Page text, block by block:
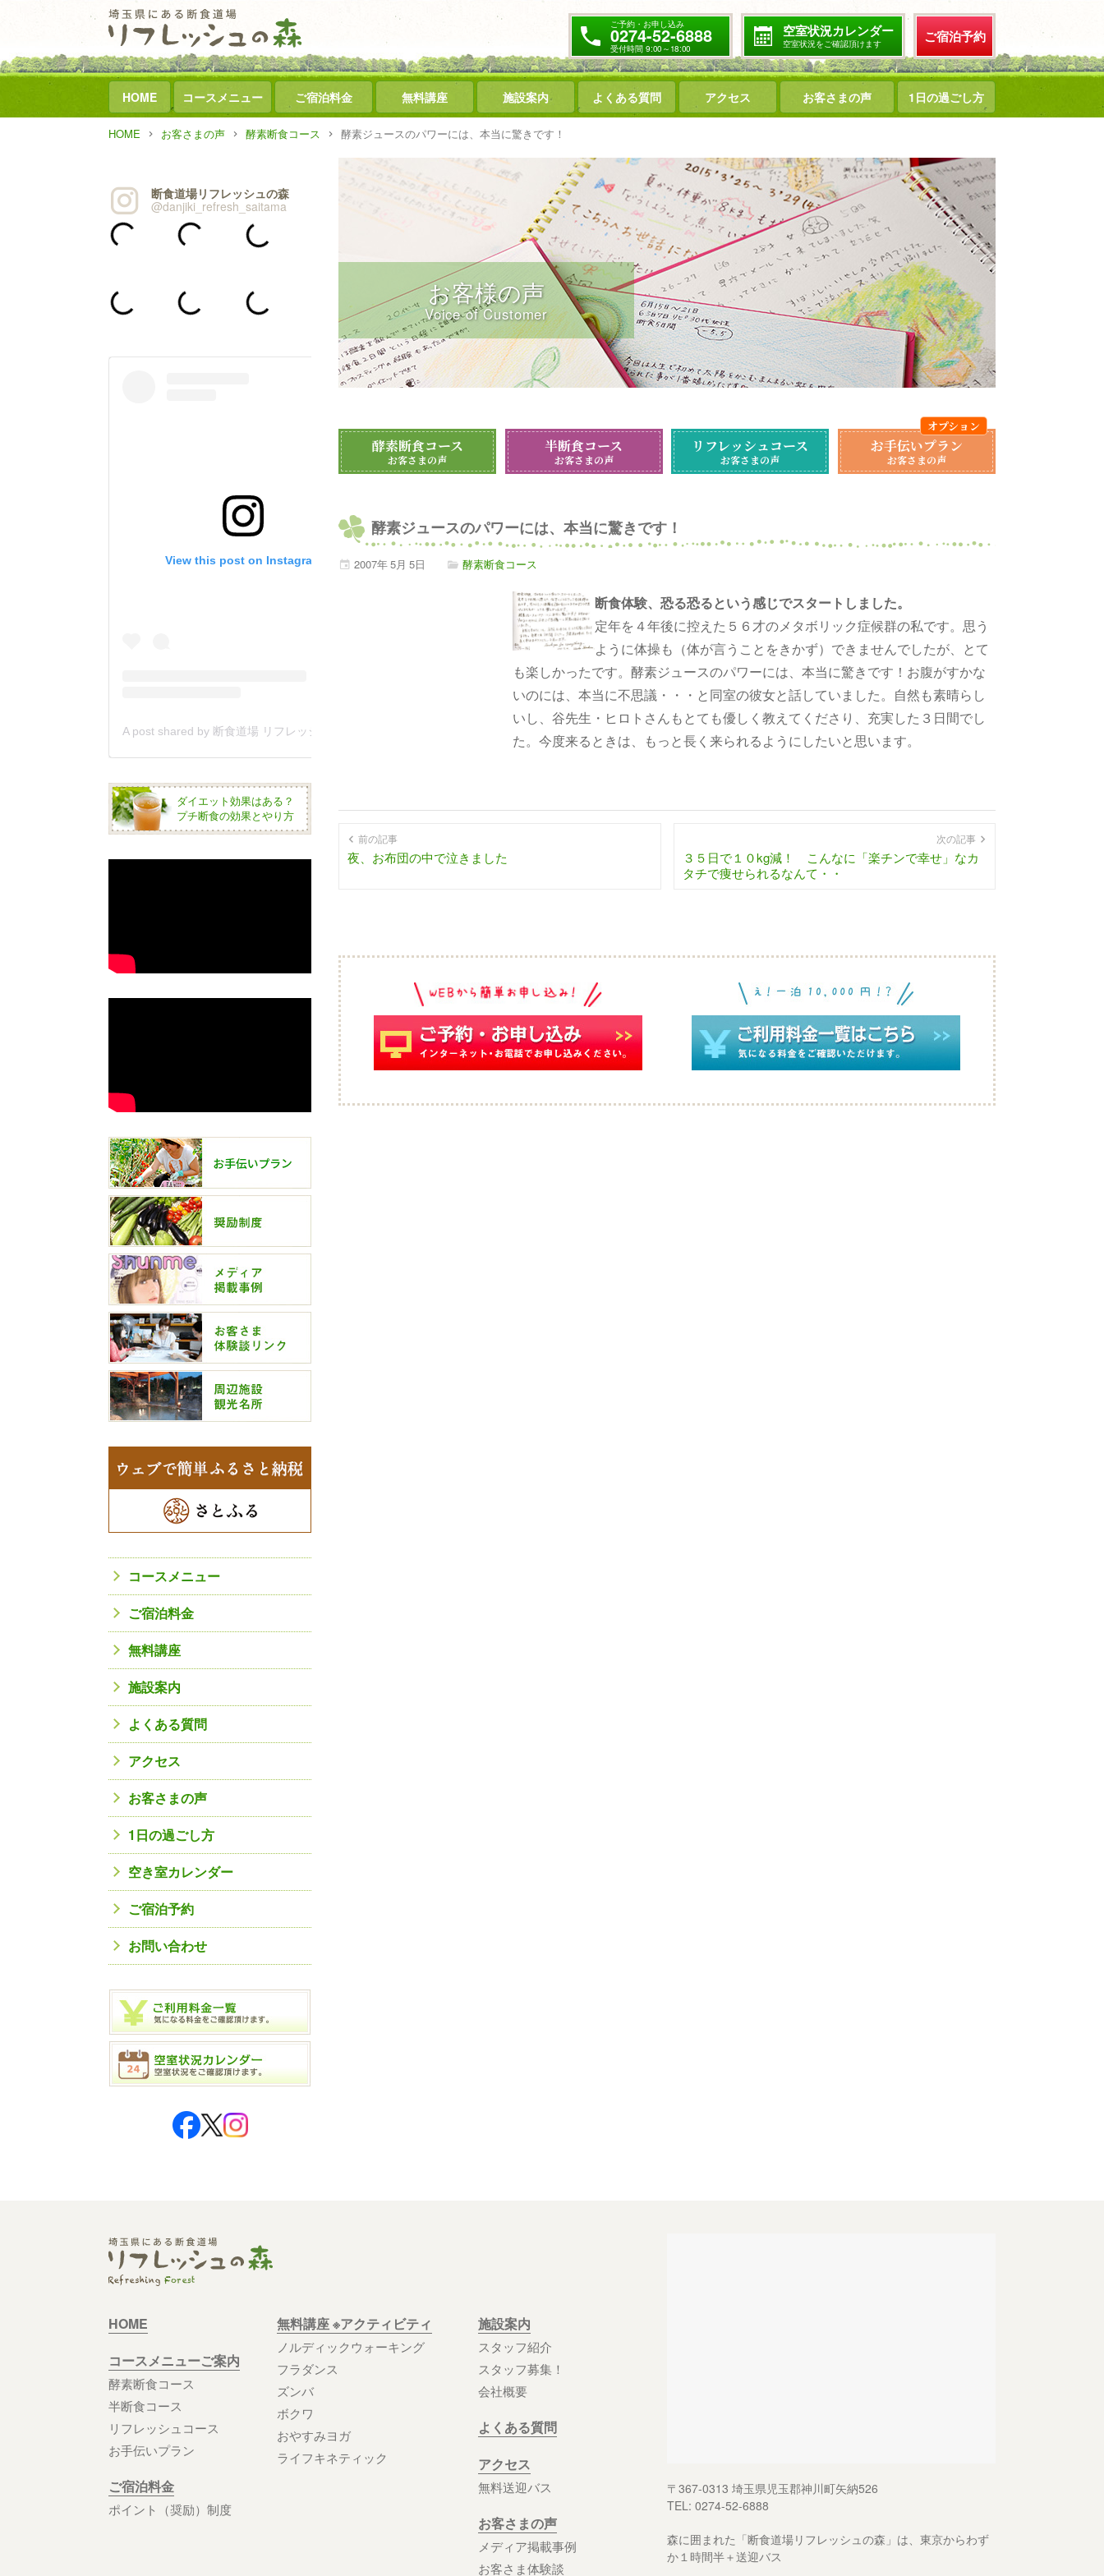
ご予約・お申し込み
0274-52-6888
受付時間 9:00～18:00
空室状況カレンダー
空室状況をご確認頂けます ご宿泊予約
HOME コースメニュー ご宿泊料金 無料講座 施設案内 よくある質問 アクセス お客さまの声 1日の過ごし方
HOME お客さまの声 酵素断食コース 酵素ジュースのパワーには、本当に驚きです！
お客様の声
Voice of Customer
酵素断食コース
お客さまの声
半断食コース
お客さまの声
リフレッシュコース
お客さまの声
お手伝いプラン
お客さまの声
酵素ジュースのパワーには、本当に驚きです！
2007年5月 5日 酵素断食コース
断食体験、恐る恐るという感じでスタートしました。
定年を４年後に控えた５６才のメタボリック症候群の私です。思う
ように体操も（体が言うことをきかず）できませんでしたが、とて
も楽しかったです。酵素ジュースのパワーには、本当に驚きです！お腹がすかな
いのには、本当に不思議・・・と同室の彼女と話していました。自然も素晴らし
いし、谷先生・ヒロトさんもとても優しく教えてくださり、充実した３日間でし
た。今度来るときは、もっと長く来られるようにしたいと思います。
前の記事
夜、お布団の中で泣きました
次の記事
３５日で１０kg減！ こんなに「楽チンで幸せ」なカ
タチで痩せられるなんて・・
断食道場リフレッシュの森
@danjiki_refresh_saitama
View this post on Instagram
ダイエット効果はある？
プチ断食の効果とやり方
コースメニュー
ご宿泊料金
無料講座
施設案内
よくある質問
アクセス
お客さまの声
1日の過ごし方
空き室カレンダー
ご宿泊予約
お問い合わせ
HOME
コースメニューご案内
酵素断食コース
半断食コース
リフレッシュコース
お手伝いプラン
ご宿泊料金
ポイント（奨励）制度
無料講座 ※アクティビティ
ノルディックウォーキング
フラダンス
ズンバ
ボクワ
おやすみヨガ
ライフキネティック
施設案内
スタッフ紹介
スタッフ募集！
会社概要
よくある質問
アクセス
無料送迎バス
お客さまの声
メディア掲載事例
お客さま体験談
〒367-0313 埼玉県児玉郡神川町矢納526
TEL: 0274-52-6888
森に囲まれた「断食道場リフレッシュの森」は、東京からわず
か１時間半＋送迎バス